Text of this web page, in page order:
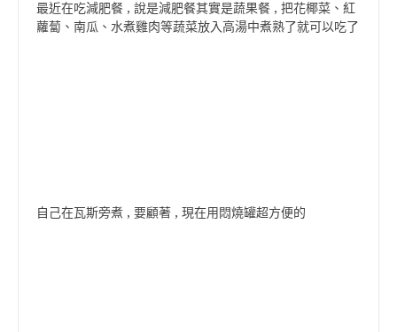
最近在吃減肥餐 , 說是減肥餐其實是蔬果餐 , 把花椰菜、紅
蘿蔔、南瓜、水煮雞肉等蔬菜放入高湯中煮熟了就可以吃了
自己在瓦斯旁煮 , 要顧著 , 現在用悶燒罐超方便的